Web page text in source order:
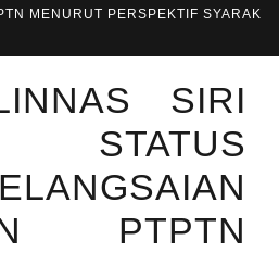
MENURUT PERSPEKTIF SYARAK
SIRI
STATUS
PTPTN